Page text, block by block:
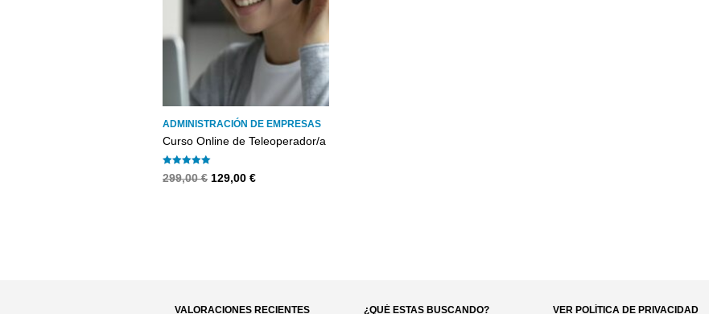
ADMINISTRACIÓN DE EMPRESAS
Curso Online de Teleoperador/a
Valorado con
5.00
299,00€ El
129,00 €El
VALORACIONES RECIENTES ¿QUÉ ESTAS BUSCANDO? VER POLÍTICA DE PRIVACIDAD